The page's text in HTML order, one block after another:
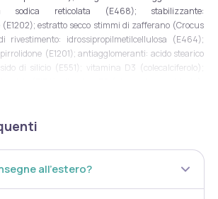
sodica reticolata (E468); stabilizzante:
estratto secco stimmi di zafferano (Crocus
rivestimento: idrossipropilmetilcellulosa (E464);
(E1201); antiagglomeranti: acido stearico
di silicio (E551); vitamina D3 (colecalciferolo);
calcio (E170); vitamina B6 (piridossina cloridrato);
polietilenglicole (E1521), vitamina B12
.
all’estero?